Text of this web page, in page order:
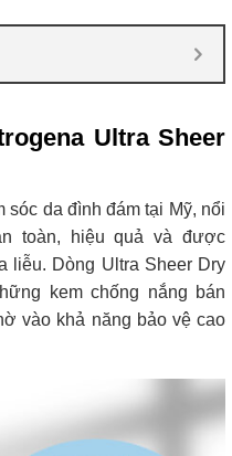
Ultra Sheer
sóc da đình đám tại Mỹ, nổi
toàn, hiệu quả và được
liễu. Dòng Ultra Sheer Dry
kem chống nắng bán
vào khả năng bảo vệ cao